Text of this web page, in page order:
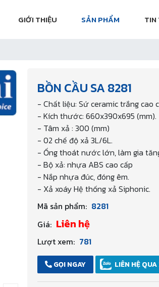
GIỚI THIỆU SẢN PHẨM TIN
BỒN CẦU SA 8281
- Chất liệu: Sứ ceramic trắng cao
- Kích thước: 660x390x695 (mm).
- Tâm xả : 300 (mm)
- 02 chế độ xả 3L/6L.
- Ống thoát nước lớn, làm gia
- Bộ xả: nhựa ABS cao cấp
- Nắp nhựa đúc, đóng êm.
- Xả xoáy Hệ thống xả Siphonic.
Mã sản phẩm: 8281
Giá: Liên hệ
Lượt xem: 781
GỌI NGAY LIÊN HỆ